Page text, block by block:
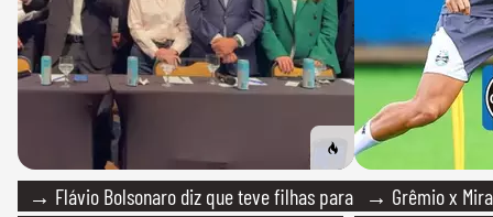
→ Flávio Bolsonaro diz que teve filhas para
→ Grêmio x